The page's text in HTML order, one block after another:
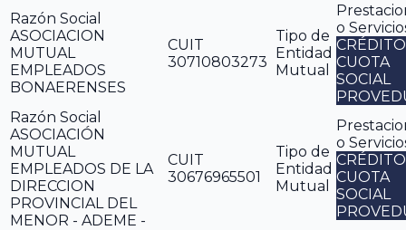
Razón Social
ASOCIACION
MUTUAL
EMPLEADOS
BONAERENSES
CUIT
30710803273
Tipo de
Entidad
Mutual
o
CRÉDITO
CUOTA
SOCIAL
Razón Social
ASOCIACIÓN
MUTUAL
EMPLEADOS DE LA
DIRECCION
PROVINCIAL DEL
MENOR - ADEME -
CUIT
30676965501
Tipo de
Entidad
Mutual
o
CRÉDITO
CUOTA
SOCIAL